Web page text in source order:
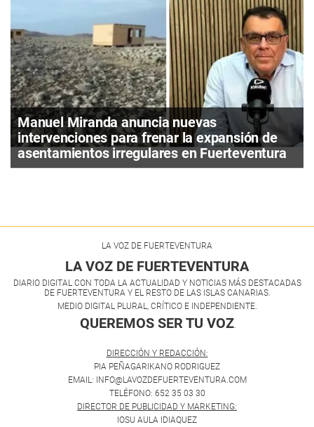
Manuel Miranda anuncia nuevas
intervenciones para frenar la expansión de
asentamientos irregulares en Fuerteventura
LA VOZ DE FUERTEVENTURA
LA VOZ DE FUERTEVENTURA
DIARIO DIGITAL CON TODA LA ACTUALIDAD Y NOTICIAS MÁS DESTACADAS
DE FUERTEVENTURA Y EL RESTO DE LAS ISLAS CANARIAS.
MEDIO DIGITAL PLURAL, CRÍTICO E INDEPENDIENTE.
QUEREMOS SER TU VOZ
DIRECCIÓN Y REDACCIÓN:
PIA PEÑAGARIKANO RODRIGUEZ
EMAIL: INFO@LAVOZDEFUERTEVENTURA.COM
TELÉFONO: 652 35 03 30
DIRECTOR DE PUBLICIDAD Y MARKETING:
IOSU AULA IDIAQUEZ